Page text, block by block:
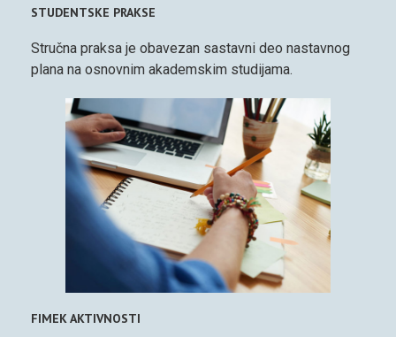
STUDENTSKE PRAKSE
Stručna praksa je obavezan sastavni deo nastavnog
plana na osnovnim akademskim studijama.
FIMEK AKTIVNOSTI